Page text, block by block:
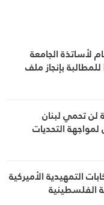
لأساتذة الجامعة
بإنجاز ملف
لن تحمي لبنان
التحديات
التمهيدية الأميركية
الفلسطينية